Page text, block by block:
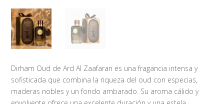
Dirham Oud de Ard Al Zaafaran es una fragancia intensa y
sofisticada que combina la riqueza del oud con especias,
maderas nobles y un fondo ambarado. Su aroma cálido y